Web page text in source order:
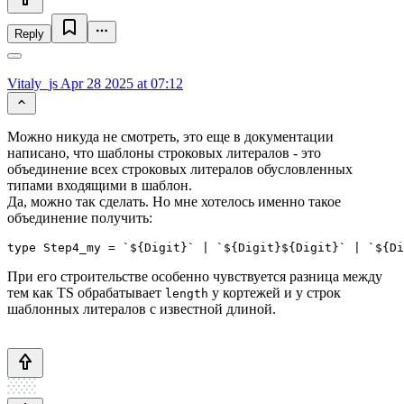
Reply
Vitaly_js Apr 28 2025 at 07:12
Можно никуда не смотреть, это еще в документации
написано, что шаблоны строковых литералов - это
объединение всех строковых литералов обусловленных
типами входящими в шаблон.
Да, можно так сделать. Но мне хотелось именно такое
объединение получить:
type Step4_my = `${Digit}` | `${Digit}${Digit}` |
При его строительстве особенно чувствуется разница между
тем как TS обрабатывает length у кортежей и у строк
шаблонных литералов с известной длиной.